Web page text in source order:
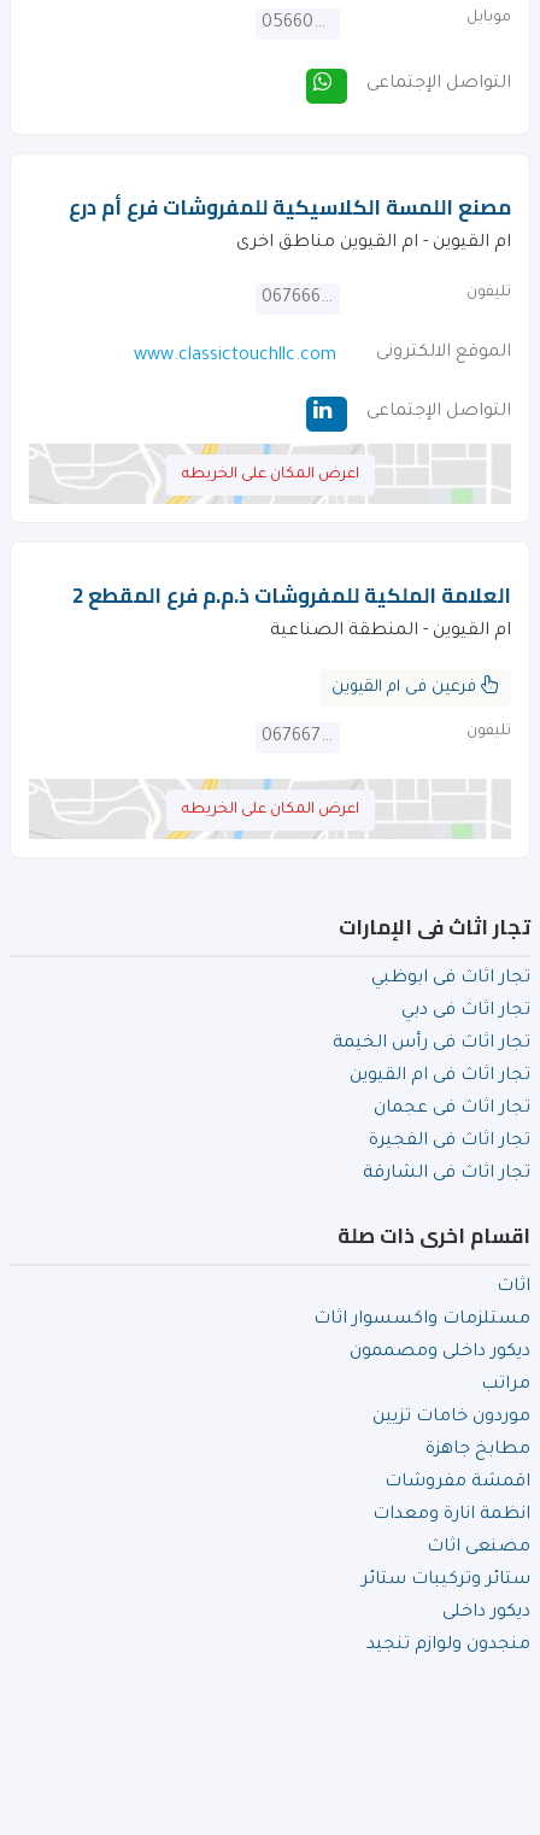
موبايل 0566063156
التواصل الإجتماعى
مصنع اللمسة الكلاسيكية للمفروشات فرع أم درع
ام القيوين - ام القيوين مناطق اخرى
تليفون 067666342
الموقع الالكترونى www.classictouchllc.com
التواصل الإجتماعى
اعرض المكان على الخريطه
العلامة الملكية للمفروشات ذ.م.م فرع المقطع 2
ام القيوين - المنطقة الصناعية
فرعين فى ام القيوين
تليفون 067667095
اعرض المكان على الخريطه
تجار اثاث فى الإمارات
تجار اثاث فى ابوظبي
تجار اثاث فى دبي
تجار اثاث فى رأس الخيمة
تجار اثاث فى ام القيوين
تجار اثاث فى عجمان
تجار اثاث فى الفجيرة
تجار اثاث فى الشارقة
اقسام اخرى ذات صلة
اثاث
مستلزمات واكسسوار اثاث
ديكور داخلى ومصممون
مراتب
موردون خامات تزيين
مطابخ جاهزة
اقمشة مفروشات
انظمة انارة ومعدات
مصنعى اثاث
ستائر وتركيبات ستائر
ديكور داخلى
منجدون ولوازم تنجيد